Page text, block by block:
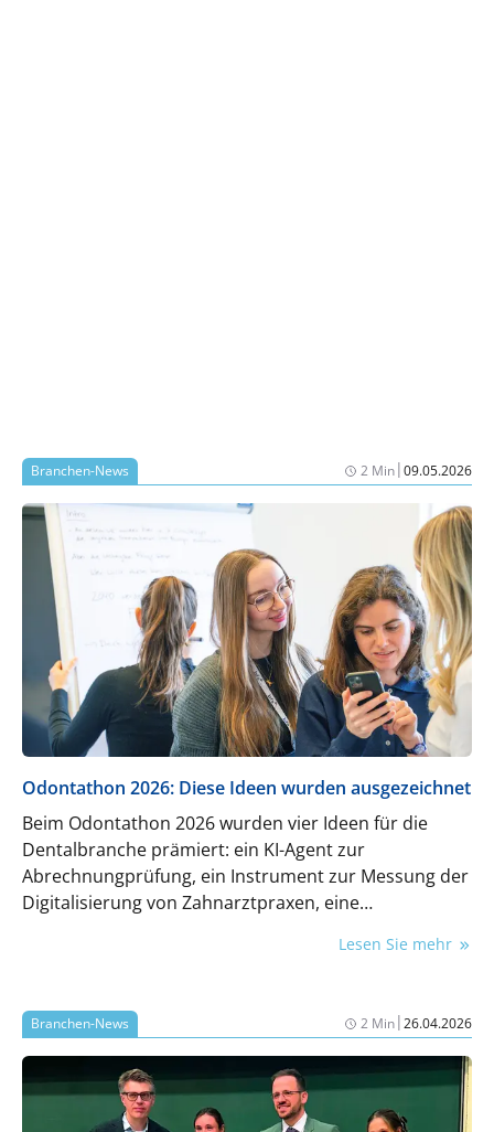
Branchen-News 2 Min|09.05.2026
Odontathon 2026: Diese Ideen wurden ausgezeichnet
Beim Odontathon 2026 wurden vier Ideen für die
Dentalbranche prämiert: ein KI-Agent zur
Abrechnungprüfung, ein Instrument zur Messung der
Digitalisierung von Zahnarztpraxen, eine
Lesen Sie mehr
Branchen-News 2 Min|26.04.2026